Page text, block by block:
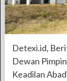
Detexi.id,
Dewan
Keadilan